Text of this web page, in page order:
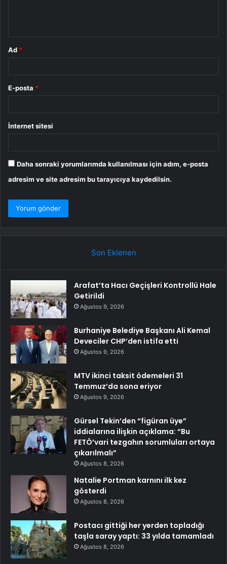
Ad *
E-posta *
İnternet sitesi
Daha sonraki yorumlarımda kullanılması için adım, e-posta
adresim ve site adresim bu tarayıcıya kaydedilsin.
Son Eklenen
Arafat’ta Hacı Geçişleri Kontrollü Hale
Getirildi
Ağustos 9, 2026
Burhaniye Belediye Başkanı Ali Kemal
Deveciler CHP’den istifa etti
Ağustos 9, 2026
MTV ikinci taksit ödemeleri 31
Temmuz’da sona eriyor
Ağustos 9, 2026
Gürsel Tekin’den “figüran üye”
iddialarına ilişkin açıklama: “Bu
FETÖ’vari tezgahın sorumluları ortaya
çıkarılmalı”
Ağustos 8, 2026
Natalie Portman karnını ilk kez
gösterdi
Ağustos 8, 2026
Postacı gittiği her yerden topladığı
taşla saray yaptı: 33 yılda tamamladı
Ağustos 8, 2026